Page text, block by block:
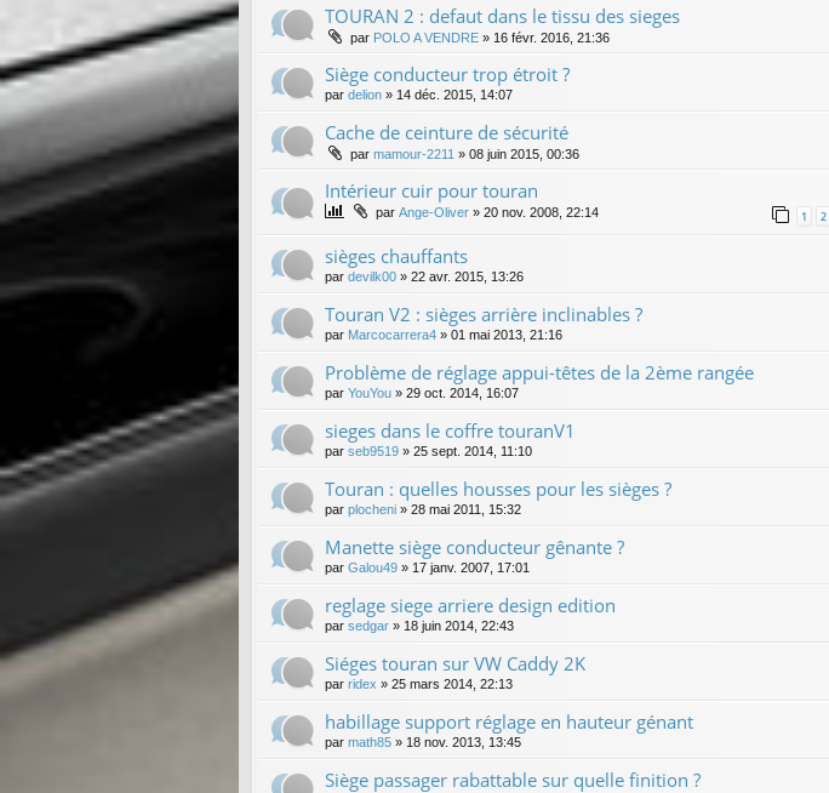
TOURAN 2 : defaut dans le tissu des sieges
par POLO A VENDRE » 16 févr. 2016, 21:36
Siège conducteur trop étroit ?
par delion » 14 déc. 2015, 14:07
Cache de ceinture de sécurité
par mamour-2211 » 08 juin 2015, 00:36
Intérieur cuir pour touran
par Ange-Oliver » 20 nov. 2008, 22:14 1 2
sièges chauffants
par devilk00 » 22 avr. 2015, 13:26
Touran V2 : sièges arrière inclinables ?
par Marcocarrera4 » 01 mai 2013, 21:16
Problème de réglage appui-têtes de la 2ème rangée
par YouYou » 29 oct. 2014, 16:07
sieges dans le coffre touranV1
par seb9519 » 25 sept. 2014, 11:10
Touran : quelles housses pour les sièges ?
par plocheni » 28 mai 2011, 15:32
Manette siège conducteur gênante ?
par Galou49 » 17 janv. 2007, 17:01
reglage siege arriere design edition
par sedgar » 18 juin 2014, 22:43
Siéges touran sur VW Caddy 2K
par ridex » 25 mars 2014, 22:13
habillage support réglage en hauteur génant
par math85 » 18 nov. 2013, 13:45
Siège passager rabattable sur quelle finition ?